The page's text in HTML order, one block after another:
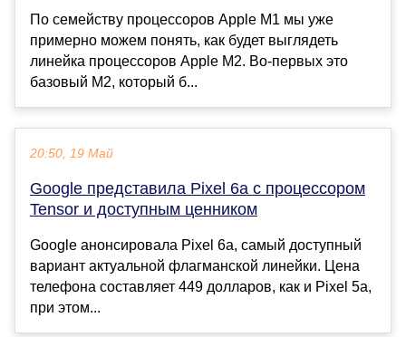
По семейству процессоров Apple M1 мы уже
примерно можем понять, как будет выглядеть
линейка процессоров Apple M2. Во-первых это
базовый M2, который б...
20:50, 19 Май
Google представила Pixel 6a с процессором
Tensor и доступным ценником
Google анонсировала Pixel 6a, самый доступный
вариант актуальной флагманской линейки. Цена
телефона составляет 449 долларов, как и Pixel 5a,
при этом...